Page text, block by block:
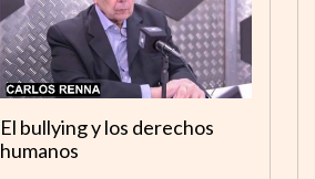
El bullying y los derechos
humanos